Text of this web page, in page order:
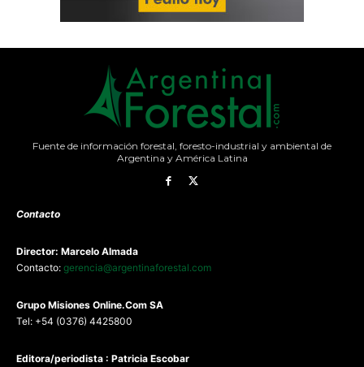
Fuente de información forestal, foresto-industrial y ambiental de
Argentina y América Latina
Contacto
Director: Marcelo Almada
Contacto: gerencia@argentinaforestal.com
Grupo Misiones Online.Com SA
Tel: +54 (0376) 4425800
Editora/periodista : Patricia Escobar